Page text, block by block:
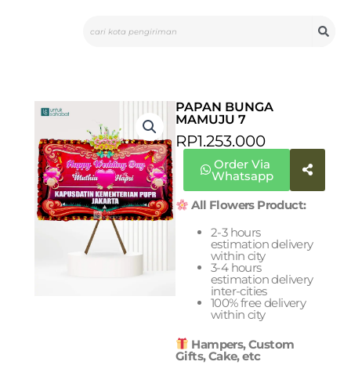
PAPAN BUNGA
MAMUJU 7
RP1.253.000
Order Via
Whatsapp
All Flowers Product:
2-3 hours
estimation delivery
within city
3-4 hours
estimation delivery
inter-cities
100% free delivery
within city
Hampers, Custom
Gifts, Cake, etc